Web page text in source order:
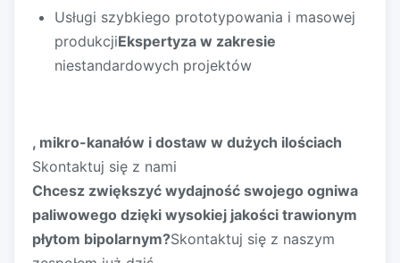
Usługi szybkiego prototypowania i masowej
produkcjiEkspertyza w zakresie
niestandardowych projektów
, mikro-kanałów i dostaw w dużych ilościach
Skontaktuj się z nami
Chcesz zwiększyć wydajność swojego ogniwa
paliwowego dzięki wysokiej jakości trawionym
płytom bipolarnym?Skontaktuj się z naszym